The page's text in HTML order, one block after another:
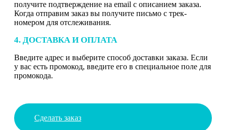
получите подтверждение на email с описанием заказа.
Когда отправим заказ вы получите письмо с трек-
номером для отслеживания.
4. ДОСТАВКА И ОПЛАТА
Введите адрес и выберите способ доставки заказа. Если
у вас есть промокод, введите его в специальное поле для
промокода.
Сделать заказ